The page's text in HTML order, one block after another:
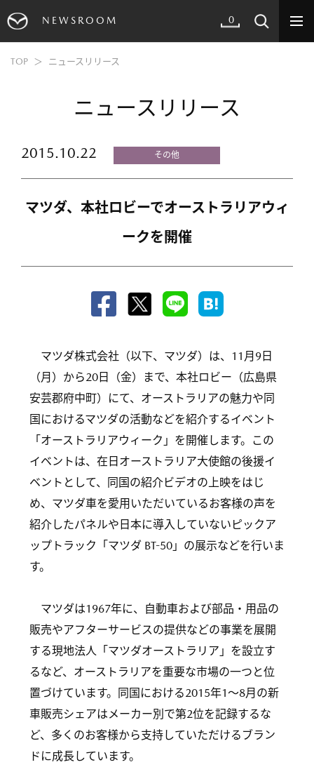
NEWSROOM 0
TOP ニュースリリース
ニュースリリース
2015.10.22 その他
マツダ、本社ロビーでオーストラリアウィ
ークを開催
マツダ株式会社（以下、マツダ）は、11月9日
（月）から20日（金）まで、本社ロビー（広島県
安芸郡府中町）にて、オーストラリアの魅力や同
国におけるマツダの活動などを紹介するイベント
「オーストラリアウィーク」を開催します。この
イベントは、在日オーストラリア大使館の後援イ
ベントとして、同国の紹介ビデオの上映をはじ
め、マツダ車を愛用いただいているお客様の声を
紹介したパネルや日本に導入していないピックア
ップトラック「マツダ BT-50」の展示などを行いま
す。
マツダは1967年に、自動車および部品・用品の
販売やアフターサービスの提供などの事業を展開
する現地法人「マツダオーストラリア」を設立す
るなど、オーストラリアを重要な市場の一つと位
置づけています。同国における2015年1～8月の新
車販売シェアはメーカー別で第2位を記録するな
ど、多くのお客様から支持していただけるブラン
ドに成長しています。